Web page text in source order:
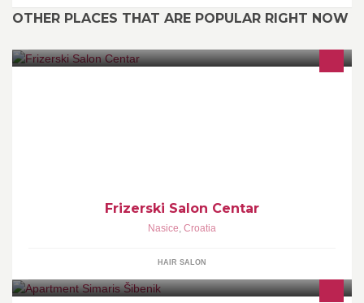
OTHER PLACES THAT ARE POPULAR RIGHT NOW
Frizerski Salon Centar
Nasice, Croatia
HAIR SALON